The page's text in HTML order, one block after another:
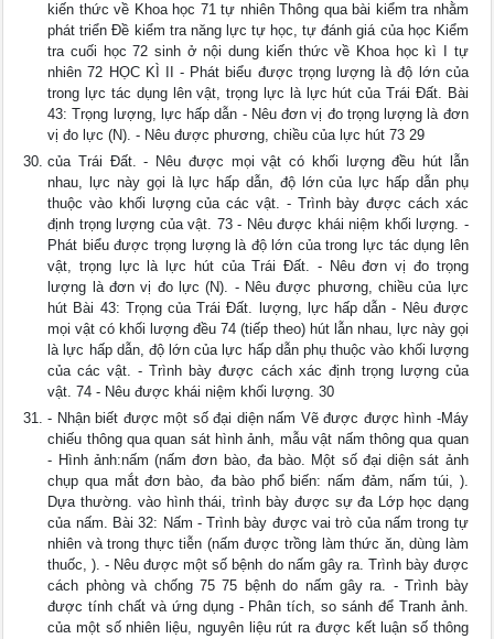
kiến thức về Khoa học 71 tự nhiên Thông qua bài kiểm tra nhằm
phát triển Đề kiểm tra năng lực tự học, tự đánh giá của học Kiểm
tra cuối học 72 sinh ở nội dung kiến thức về Khoa học kì I tự
nhiên 72 HỌC KÌ II - Phát biểu được trọng lượng là độ lớn của
trong lực tác dụng lên vật, trọng lực là lực hút của Trái Đất. Bài
43: Trọng lượng, lực hấp dẫn - Nêu đơn vị đo trọng lượng là đơn
vị đo lực (N). - Nêu được phương, chiều của lực hút 73 29
của Trái Đất. - Nêu được mọi vật có khối lượng đều hút lẫn
nhau, lực này gọi là lực hấp dẫn, độ lớn của lực hấp dẫn phụ
thuộc vào khối lượng của các vật. - Trình bày được cách xác
định trọng lượng của vật. 73 - Nêu được khái niệm khối lượng. -
Phát biểu được trọng lượng là độ lớn của trong lực tác dụng lên
vật, trọng lực là lực hút của Trái Đất. - Nêu đơn vị đo trọng
lượng là đơn vị đo lực (N). - Nêu được phương, chiều của lực
hút Bài 43: Trọng của Trái Đất. lượng, lực hấp dẫn - Nêu được
mọi vật có khối lượng đều 74 (tiếp theo) hút lẫn nhau, lực này gọi
là lực hấp dẫn, độ lớn của lực hấp dẫn phụ thuộc vào khối lượng
của các vật. - Trình bày được cách xác định trọng lượng của
vật. 74 - Nêu được khái niệm khối lượng. 30
- Nhận biết được một số đại diện nấm Vẽ được được hình -Máy
chiếu thông qua quan sát hình ảnh, mẫu vật nấm thông qua quan
- Hình ảnh:nấm (nấm đơn bào, đa bào. Một số đại diện sát ảnh
chụp qua mắt đơn bào, đa bào phổ biến: nấm đảm, nấm túi, ).
Dựa thường. vào hình thái, trình bày được sự đa Lớp học dạng
của nấm. Bài 32: Nấm - Trình bày được vai trò của nấm trong tự
nhiên và trong thực tiễn (nấm được trồng làm thức ăn, dùng làm
thuốc, ). - Nêu được một số bệnh do nấm gây ra. Trình bày được
cách phòng và chống 75 75 bệnh do nấm gây ra. - Trình bày
được tính chất và ứng dụng - Phân tích, so sánh để Tranh ảnh.
của một số nhiên liệu, nguyên liệu rút ra được kết luận số thông